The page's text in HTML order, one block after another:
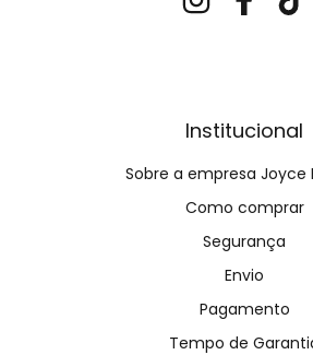
Institucional
Sobre a empresa Joyce
Como comprar
Segurança
Envio
Pagamento
Tempo de